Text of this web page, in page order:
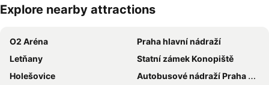
Explore nearby attractions
O2 Aréna
Praha hlavní nádraží
Letňany
Statní zámek Konopiště
Holešovice
Autobusové nádraží Praha Florenc